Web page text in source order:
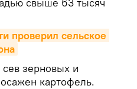
проверил сельское
сев зерновых и
картофель.